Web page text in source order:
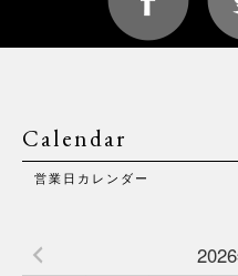
Calendar
営業日カレンダー